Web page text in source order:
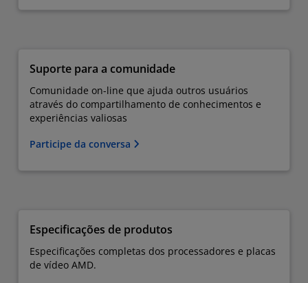
Suporte para a comunidade
Comunidade on-line que ajuda outros usuários
através do compartilhamento de conhecimentos e
experiências valiosas
Participe da conversa
Especificações de produtos
Especificações completas dos processadores e placas
de vídeo AMD.